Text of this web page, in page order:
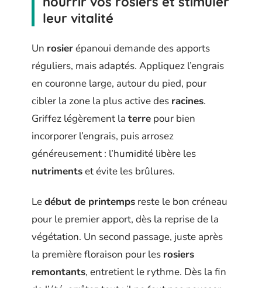
leur vitalité
Un rosierépanoui demande des apports
réguliers, mais adaptés. Appliquez l’engrais
en couronne large, autour du pied, pour
cibler la zone la plus active des racines.
Griffez légèrement la terre pour bien
incorporer l’engrais, puis arrosez
généreusement : l’humidité libère les
nutrimentset évite les brûlures.
Ledébut de printemps reste le bon créneau
pour le premier apport, dès la reprise de la
végétation. Un second passage, juste après
la première floraison pour les rosiers
remontants, entretient le rythme. Dès la fin